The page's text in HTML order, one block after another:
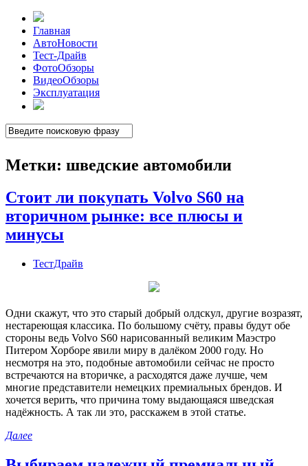
Главная
АвтоНовости
Тест-Драйв
ФотоОбзоры
ВидеоОбзоры
Эксплуатация
Метки: шведские автомобили
Стоит ли покупать Volvo S60 на
вторичном рынке: все плюсы и
минусы
ТестДрайв
Одни скажут, что это старый добрый олдскул, другие возразят,
нестареющая классика. По большому счёту, правы будут обе
стороны ведь Volvo S60 нарисованный великим Маэстро
Питером Хорборе явили миру в далёком 2000 году. Но
несмотря на это, подобные автомобили сейчас не просто
встречаются на вторичке, а расходятся даже лучше, чем
многие представители немецких премиальных брендов. И
хочется верить, что причина тому выдающаяся шведская
надёжность. А так ли это, расскажем в этой статье.
Далее